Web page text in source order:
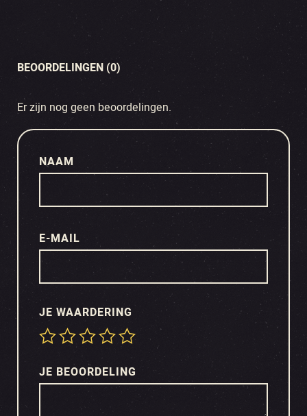
BEOORDELINGEN (0)
Er zijn nog geen beoordelingen.
JE WAARDERING
JE BEOORDELING
NAAM
E-MAIL